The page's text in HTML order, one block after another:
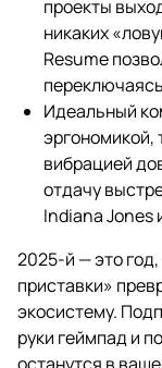
проекты
никаких
Resume
Идеальный
эргономикой,
вибрацией
отдачу
Indiana Jones
2025-й — это год,
приставки»
экосистему.
руки геймпад и